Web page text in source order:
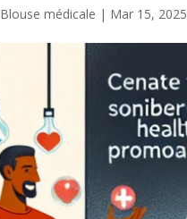
Blouse médicale | Mar 15, 2025